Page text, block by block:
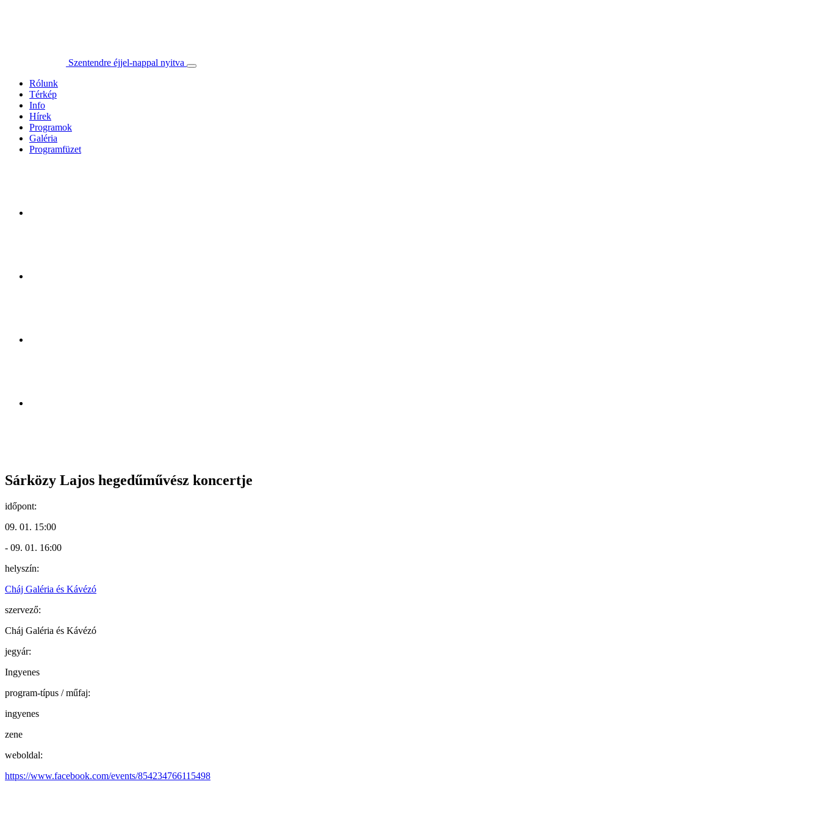
Szentendre éjjel-nappal nyitva
Rólunk
Térkép
Info
Hírek
Programok
Galéria
Programfüzet
Sárközy Lajos hegedűművész koncertje
időpont:
09. 01. 15:00
- 09. 01. 16:00
helyszín:
Cháj Galéria és Kávézó
szervező:
Cháj Galéria és Kávézó
jegyár:
Ingyenes
program-típus / műfaj:
ingyenes
zene
weboldal:
https://www.facebook.com/events/854234766115498